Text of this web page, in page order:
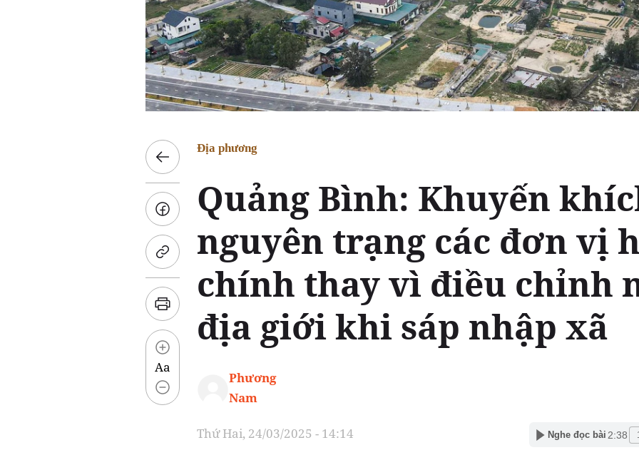
Aa
Địa phương
Quảng Bình: Khuyến
nguyên trạng các đơn vị
chính thay vì điều chỉnh
địa giới khi sáp nhập xã
Phương
Nam
Thứ Hai, 24/03/2025 - 14:14 Nghe đọc bài 2:38